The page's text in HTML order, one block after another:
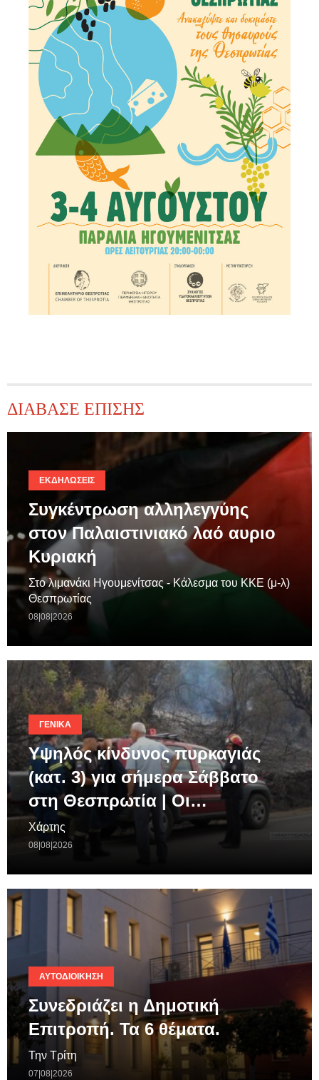
ΔΙΑΒΑΣΕ ΕΠΙΣΗΣ
ΕΚΔΗΛΏΣΕΙΣ
Συγκέντρωση αλληλεγγύης
στον Παλαιστινιακό λαό αυριο
Κυριακή
Στο λιμανάκι Ηγουμενίτσας - Κάλεσμα του ΚΚΕ (μ-λ)
Θεσπρωτίας
08|08|2026
ΓΕΝΙΚΆ
Υψηλός κίνδυνος πυρκαγιάς
(κατ. 3) για σήμερα Σάββατο
στη Θεσπρωτία | Οι…
Χάρτης
08|08|2026
ΑΥΤΟΔΙΟΊΚΗΣΗ
Συνεδριάζει η Δημοτική
Επιτροπή. Τα 6 θέματα.
Την Τρίτη
07|08|2026